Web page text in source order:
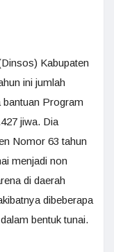
Kabupaten
ini jumlah
bantuan Program
jiwa. Dia
Nomor 63 tahun
menjadi non
di daerah
dibeberapa
bentuk tunai.